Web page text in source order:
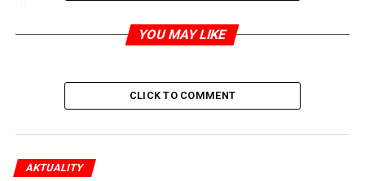
zdroj:gazeta.pl
RELATED TOPICS:
Nepřijala květiny …
YOU MAY LIKE
CLICK TO COMMENT
AKTUALITY